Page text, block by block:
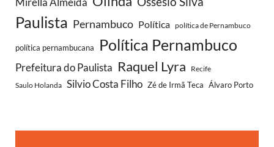
Paulista Pernambuco Política política de Pernambuco
política pernambucana Política Pernambuco
Prefeitura do Paulista Raquel Lyra
Recife
Saulo Holanda Silvio Costa Filho Zé de Irmã Teca Álvaro Porto